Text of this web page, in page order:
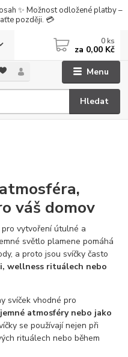
✨ Možnost odložené platby –
později. 💳
Menu
Hledat
0 ks
za 0,00 Kč
váš domov
vytvoření útulné a
světlo plamene pomáhá
a proto jsou svíčky často
wellness rituálech nebo
svíček vhodné pro
atmosféry nebo jako
se používají nejen při
rituálech nebo během